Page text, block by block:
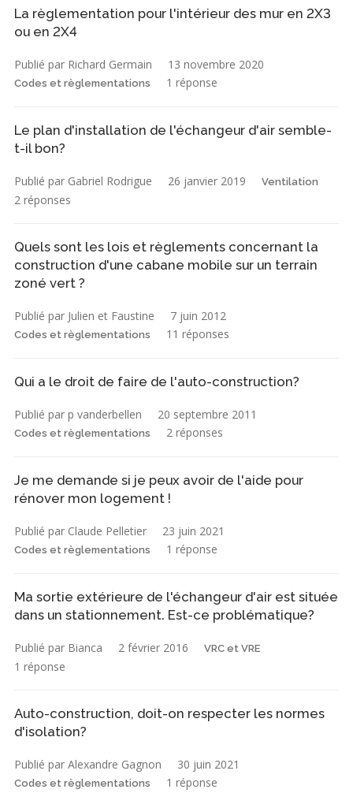
La règlementation pour l'intérieur des mur en 2X3
ou en 2X4
Publié par Richard Germain 13 novembre 2020
Codes et règlementations 1 réponse
Le plan d'installation de l'échangeur d'air semble-
t-il bon?
Publié par Gabriel Rodrigue 26 janvier 2019 Ventilation
2 réponses
Quels sont les lois et règlements concernant la
construction d'une cabane mobile sur un terrain
zoné vert ?
Publié par Julien et Faustine 7 juin 2012
Codes et règlementations 11 réponses
Qui a le droit de faire de l'auto-construction?
Publié par p vanderbellen 20 septembre 2011
Codes et règlementations 2 réponses
Je me demande si je peux avoir de l'aide pour
rénover mon logement !
Publié par Claude Pelletier 23 juin 2021
Codes et règlementations 1 réponse
Ma sortie extérieure de l'échangeur d'air est située
dans un stationnement. Est-ce problématique?
Publié par Bianca 2 février 2016 VRC et VRE
1 réponse
Auto-construction, doit-on respecter les normes
d'isolation?
Publié par Alexandre Gagnon 30 juin 2021
Codes et règlementations 1 réponse